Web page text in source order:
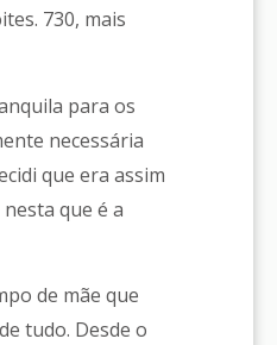
730, mais
para os
necessária
que era assim
que é a
de mãe que
tudo. Desde o